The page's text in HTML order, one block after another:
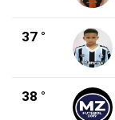
37 °
38 °